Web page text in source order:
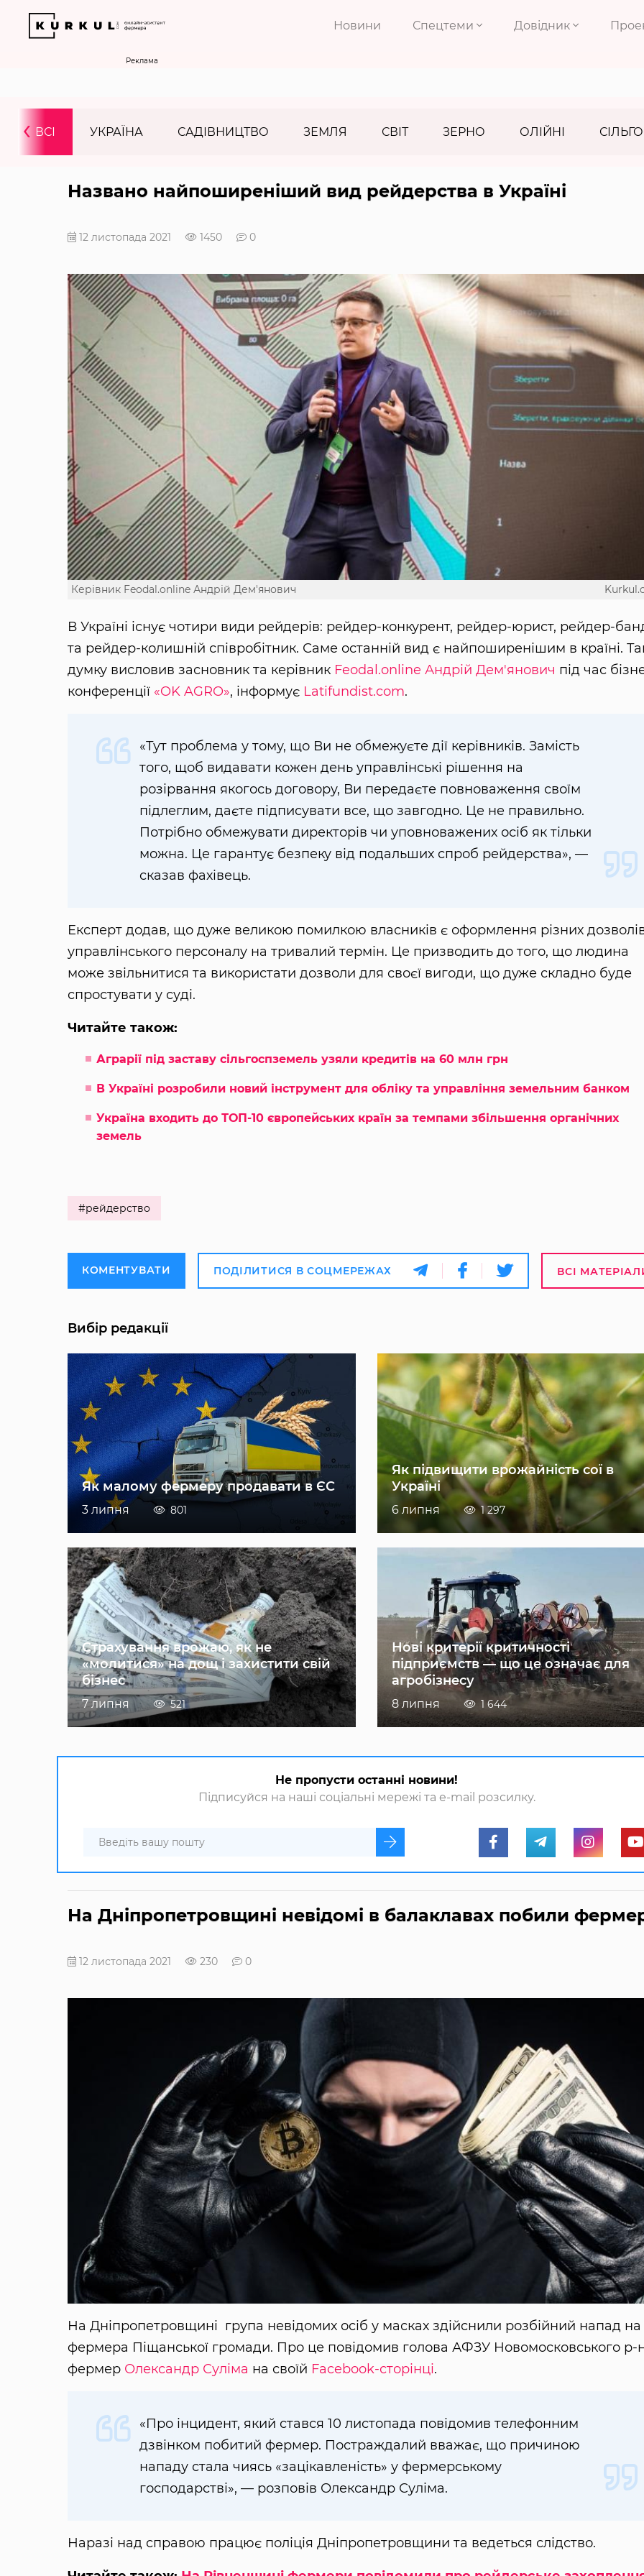
Новини Спецтеми Довідник
Реклама
ВСІ УКРАЇНА САДІВНИЦТВО ЗЕМЛЯ СВІТ ЗЕРНО ОЛІЙНІ
‹
Названо найпоширеніший вид рейдерства в Україні
12 листопада 2021 1450 0
Керівник Feodal.online Андрій Дем'янович
В Україні існує чотири види рейдерів: рейдер-конкурент, рейдер-юрист, рейдер-
та рейдер-колишній співробітник. Саме останній вид є найпоширенішим в країні.
думку висловив засновник та керівник Feodal.online Андрій Дем'янович під час
конференції «OK AGRO», інформує Latifundist.com.
«Тут проблема у тому, що Ви не обмежуєте дії керівників. Замість
того, щоб видавати кожен день управлінські рішення на
розірвання якогось договору, Ви передаєте повноваження своїм
підлеглим, даєте підписувати все, що завгодно. Це не правильно.
Потрібно обмежувати директорів чи уповноважених осіб як тільки
можна. Це гарантує безпеку від подальших спроб рейдерства», —
сказав фахівець.
Експерт додав, що дуже великою помилкою власників є оформлення різних
управлінського персоналу на тривалий термін. Це призводить до того, що людина
може звільнитися та використати дозволи для своєї вигоди, що дуже складно буде
спростувати у суді.
Читайте також:
Аграрії під заставу сільгоспземель узяли кредитів на 60 млн грн
В Україні розробили новий інструмент для обліку та управління земельним банком
Україна входить до ТОП-10 європейських країн за темпами збільшення органічних
земель
#рейдерство
КОМЕНТУВАТИ ПОДІЛИТИСЯ В СОЦМЕРЕЖАХ ВСІ
Вибір редакції
Як малому фермеру продавати в ЄС
3 липня 801
Як підвищити врожайність сої в
Україні
6 липня 1 297
Страхування врожаю, як не
«молитися» на дощ і захистити свій
бізнес
7 липня 521
Нові критерії критичності
підприємств — що це означає для
агробізнесу
8 липня 1 644
Не пропусти останні новини!
Підписуйся на наші соціальні мережі та e-mail розсилку.
На Дніпропетровщині невідомі в балаклавах побили
12 листопада 2021 230 0
На Дніпропетровщині група невідомих осіб у масках здійснили розбійний напад на
фермера Піщанської громади. Про це повідомив голова АФЗУ Новомосковського р-
фермер Олександр Суліма на своїй Facebook-сторінці.
«Про інцидент, який стався 10 листопада повідомив телефонним
дзвінком побитий фермер. Постраждалий вважає, що причиною
нападу стала чиясь «зацікавленість» у фермерському
господарстві», — розповів Олександр Суліма.
Наразі над справою працює поліція Дніпропетровщини та ведеться слідство.